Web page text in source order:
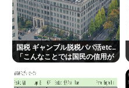
国税 ギャンブル脱税パパ活etc..
「こんなことでは国民の信用が